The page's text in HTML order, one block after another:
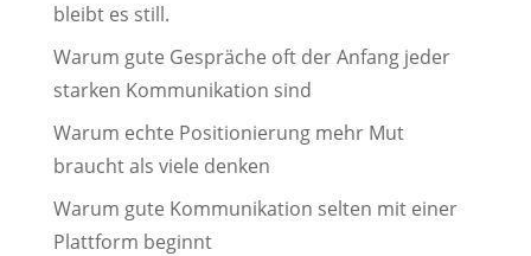
bleibt es still.
Warum gute Gespräche oft der Anfang jeder
starken Kommunikation sind
Warum echte Positionierung mehr Mut
braucht als viele denken
Warum gute Kommunikation selten mit einer
Plattform beginnt